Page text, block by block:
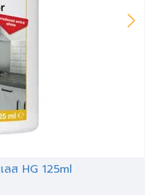
ลส HG 125ml